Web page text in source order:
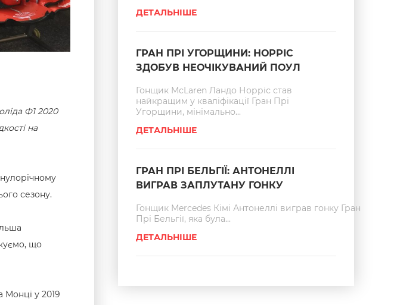
Ф1 2020
на
сезону.
що
Монці у 2019
ДЕТАЛЬНІШЕ
ГРАН ПРІ УГОРЩИНИ: НОРРІС
ЗДОБУВ НЕОЧІКУВАНИЙ ПОУЛ
Гонщик McLaren Ландо Норріс став
найкращим у кваліфікації Гран Прі
Угорщини, мінімально...
ДЕТАЛЬНІШЕ
ГРАН ПРІ БЕЛЬГІЇ: АНТОНЕЛЛІ
ВИГРАВ ЗАПЛУТАНУ ГОНКУ
Гонщик Mercedes Кімі Антонеллі виграв гонку Гран
Прі Бельгії, яка була...
ДЕТАЛЬНІШЕ